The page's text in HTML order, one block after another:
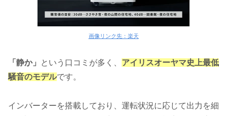
画像リンク先：楽天
「静か」 という口コミが多く、 アイリスオーヤマ史上最低
騒音のモデルです。
インバーターを搭載しており、運転状況に応じて出力を細